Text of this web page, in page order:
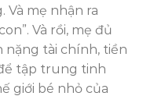
mẹ nhận ra
Và rồi, mẹ đủ
nặng tài chính, tiền
tập trung tinh
giới bé nhỏ của